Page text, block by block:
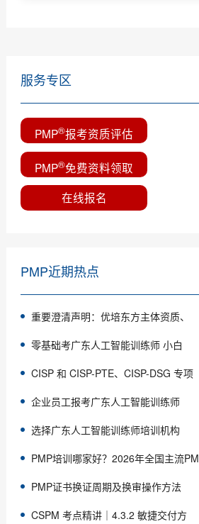
服务专区
PMP®报考资质评估
PMP®免费资料领取
在线报名
PMP近期热点
重要澄清声明：优培东方主体资质、
零基础考广东人工智能训练师 小白
CISP 和 CISP-PTE、CISP-DSG 专项
企业员工报考广东人工智能训练师
选择广东人工智能训练师培训机构
PMP培训哪家好？2026年全国主流PM
PMP证书换证周期及换审操作方法
CSPM 考点精讲｜4.3.2 敏捷交付方